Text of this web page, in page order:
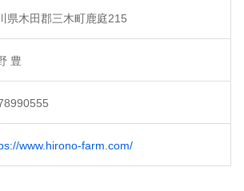
県木田郡三木町鹿庭215
豊
www.hirono-farm.com/